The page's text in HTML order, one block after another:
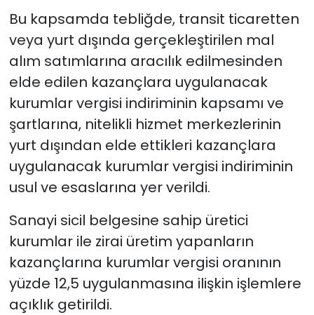
Bu kapsamda tebliğde, transit ticaretten
veya yurt dışında gerçekleştirilen mal
alım satımlarına aracılık edilmesinden
elde edilen kazançlara uygulanacak
kurumlar vergisi indiriminin kapsamı ve
şartlarına, nitelikli hizmet merkezlerinin
yurt dışından elde ettikleri kazançlara
uygulanacak kurumlar vergisi indiriminin
usul ve esaslarına yer verildi.
Sanayi sicil belgesine sahip üretici
kurumlar ile zirai üretim yapanların
kazançlarına kurumlar vergisi oranının
yüzde 12,5 uygulanmasına ilişkin işlemlere
açıklık getirildi.